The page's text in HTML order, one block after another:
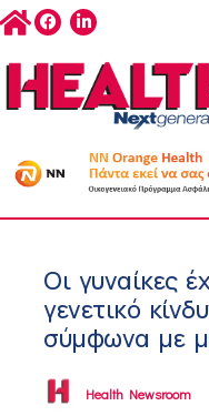
Οι γυναίκες
γενετικό
σύμφωνα με
Health Newsroom